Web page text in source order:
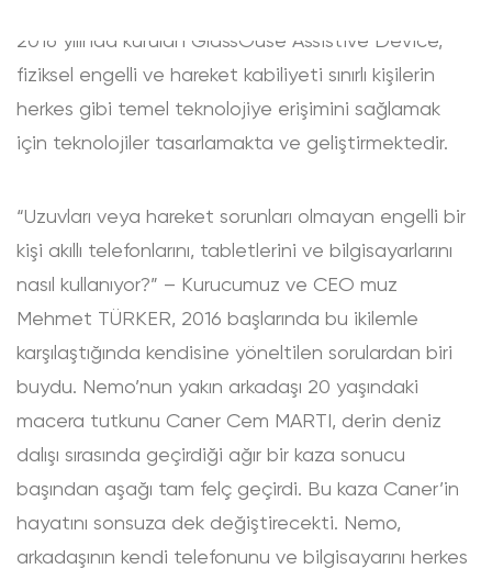
2016 yılında kurulan GlassOuse Assistive Device,
fiziksel engelli ve hareket kabiliyeti sınırlı kişilerin
herkes gibi temel teknolojiye erişimini sağlamak
için teknolojiler tasarlamakta ve geliştirmektedir.
“Uzuvları veya hareket sorunları olmayan engelli bir
kişi akıllı telefonlarını, tabletlerini ve bilgisayarlarını
nasıl kullanıyor?” – Kurucumuz ve CEO muz
Mehmet TÜRKER, 2016 başlarında bu ikilemle
karşılaştığında kendisine yöneltilen sorulardan biri
buydu. Nemo’nun yakın arkadaşı 20 yaşındaki
macera tutkunu Caner Cem MARTI, derin deniz
dalışı sırasında geçirdiği ağır bir kaza sonucu
başından aşağı tam felç geçirdi. Bu kaza Caner’in
hayatını sonsuza dek değiştirecekti. Nemo,
arkadaşının kendi telefonunu ve bilgisayarını herkes